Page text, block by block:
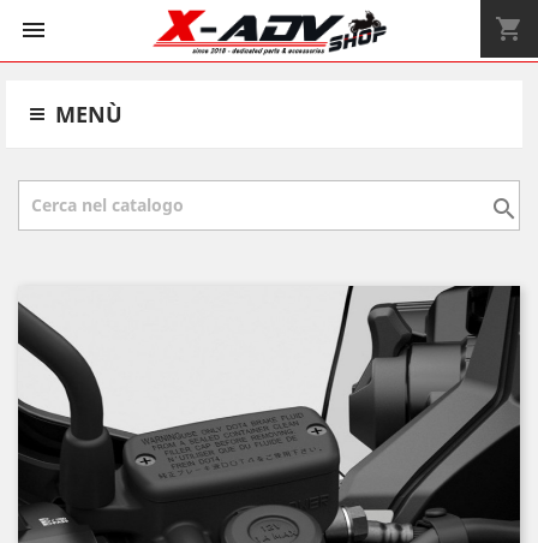
 shopping_cart
MENÙ
